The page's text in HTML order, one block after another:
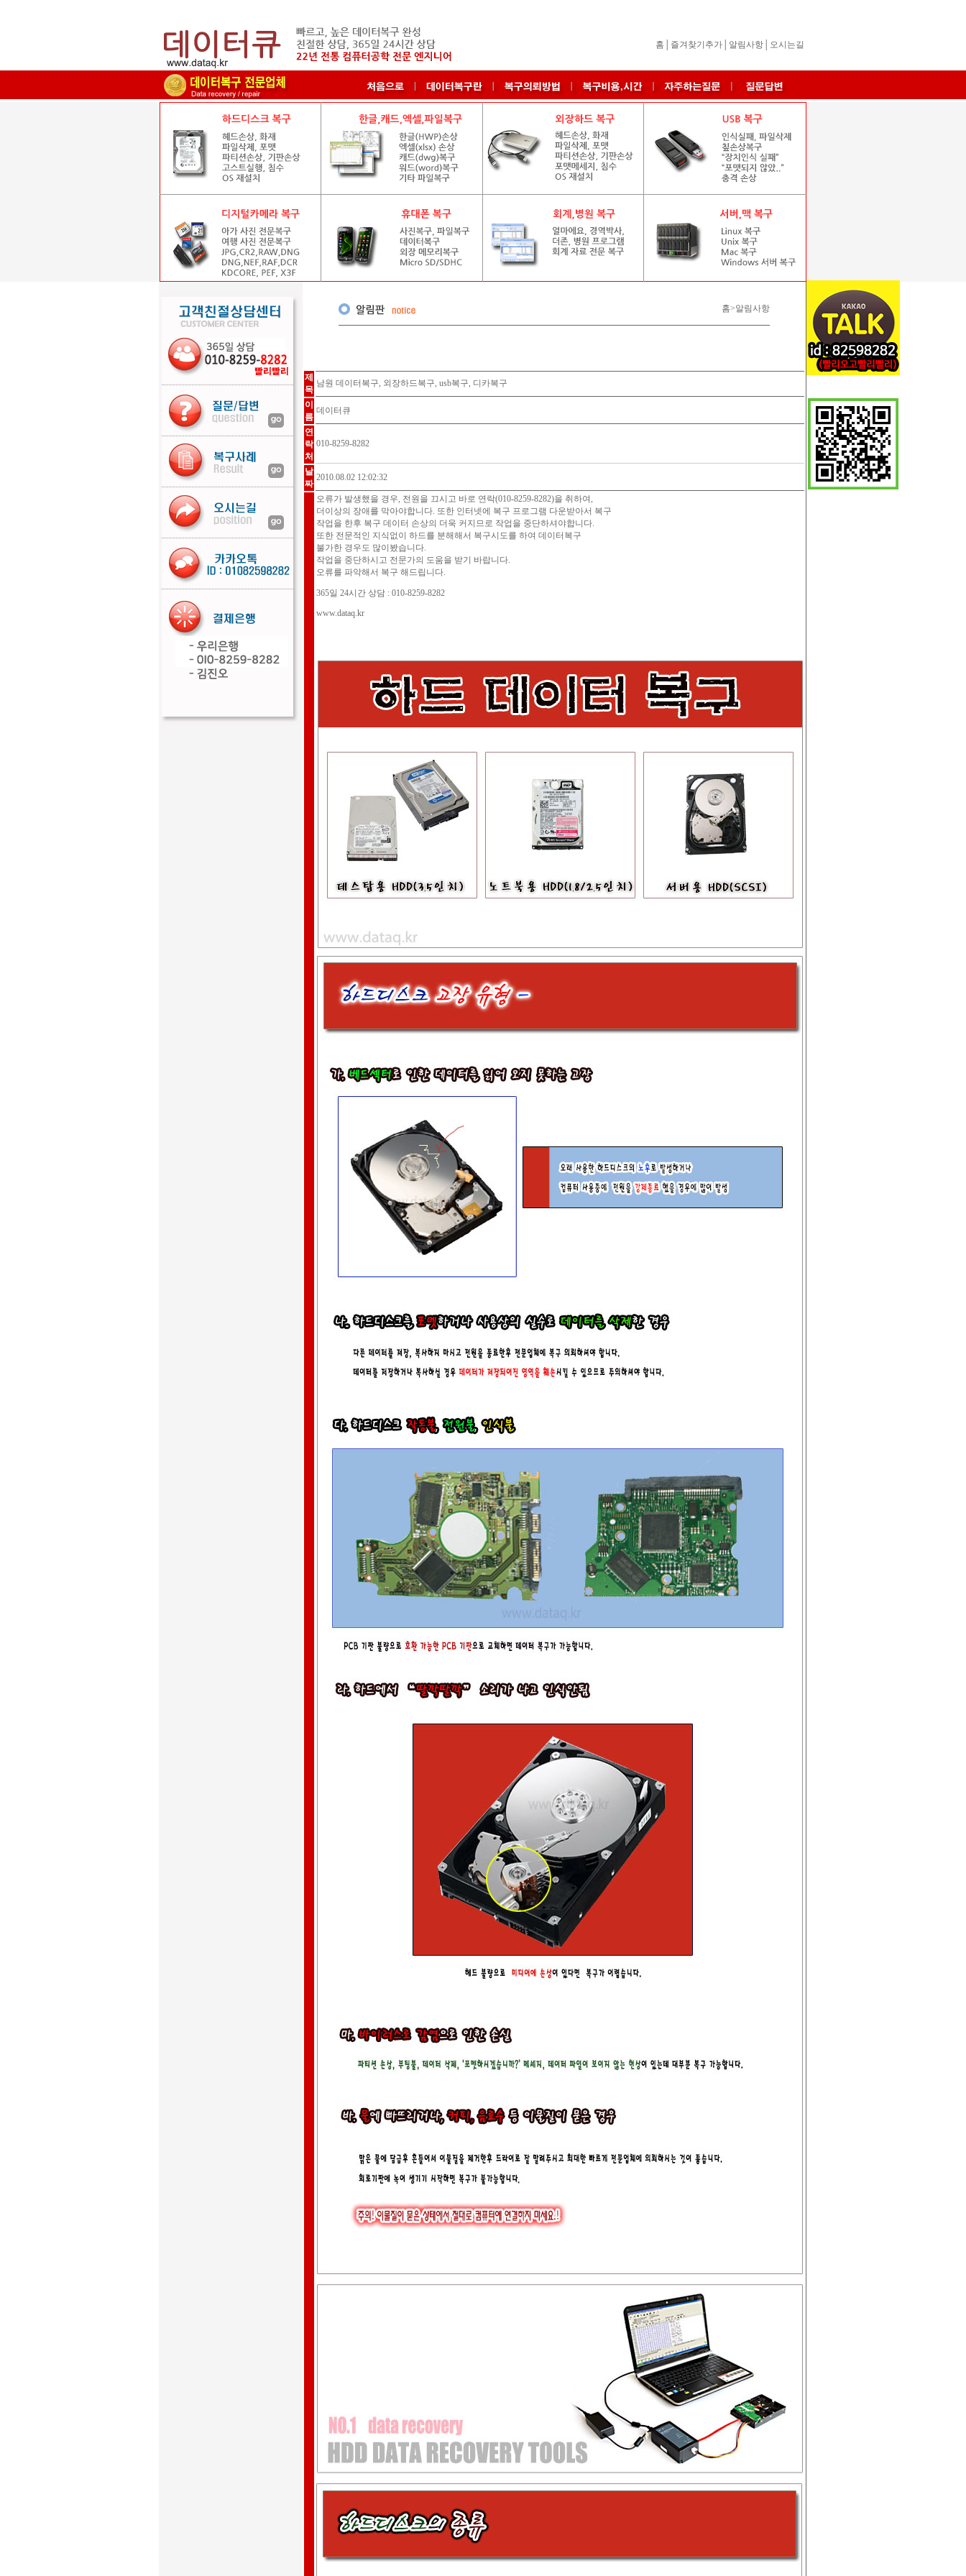
홈 즐겨찾기추가 알림사항 오시는길
홈>알림사항
제
목
남원 데이터복구, 외장하드복구, usb복구, 디카복구
이
름
데이터큐
연
락
처
010-8259-8282
날
짜
2010.08.02 12:02:32
오류가 발생했을 경우, 전원을 끄시고 바로 연락(010-8259-8282)을 취하여,
더이상의 장애를 막아야합니다. 또한 인터넷에 복구 프로그램 다운받아서 복구
작업을 한후 복구 데이터 손상의 더욱 커지므로 작업을 중단하셔야합니다.
또한 전문적인 지식없이 하드를 분해해서 복구시도를 하여 데이터복구
불가한 경우도 많이봤습니다.
작업을 중단하시고 전문가의 도움을 받기 바랍니다.
오류를 파악해서 복구 해드립니다.
365일 24시간 상담 : 010-8259-8282
www.dataq.kr